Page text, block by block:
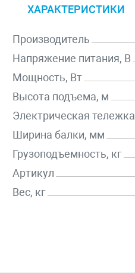
ХАРАКТЕРИСТИКИ
Производитель
Напряжение питания, В
Мощность, Вт
Высота подъема, м
Электрическая тележка
Ширина балки, мм
Грузоподъемность, кг
Артикул
Вес, кг